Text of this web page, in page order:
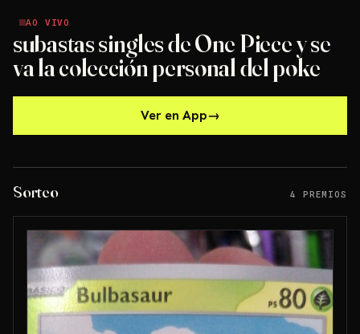
AO VIVO
AO VIVO
subastas singles de One Piece y se
va la colección personal del poke
Ver en App→
Sorteo 4 PREMIOS